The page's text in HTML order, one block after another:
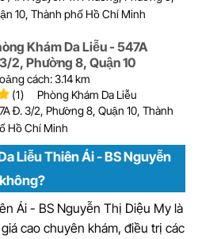
10, Thành phố Hồ Chí Minh
Khám Da Liễu - 547A
2, Phường 8, Quận 10
cách: 3.14 km
(1)
Phòng Khám Da Liễu
Đ. 3/2, Phường 8, Quận 10, Thành
Hồ Chí Minh
Liễu Thiên Ái - BS Nguyễn
Ái - BS Nguyễn Thị Diệu My là
cao chuyên khám, điều trị các